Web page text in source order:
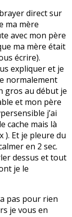
direct sur
ma mère
avec mon père
ma mère était
écrire).
expliquer et je
normalement
gros au début je
et mon père
j’ai
cache mais là
). Et je pleure du
en 2 sec.
dessus et tout
je le
pas pour rien
je vous en